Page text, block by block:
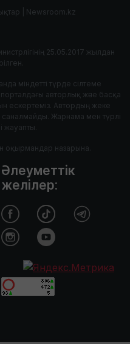
| Newsroom.kz
25.05.2017 жылдан
міндетті түрде сілтеме
авторлық және басқа
ескертеміз. Автордың жеке
саналмайды. Жарнама мен түрлі
жауапты.
оқырмандар назарына.
Әлеуметтік
желілер: